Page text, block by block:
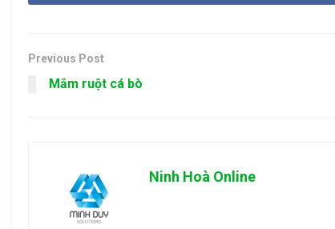
Previous Post
Mắm ruột cá bò
Ninh Hoà Online